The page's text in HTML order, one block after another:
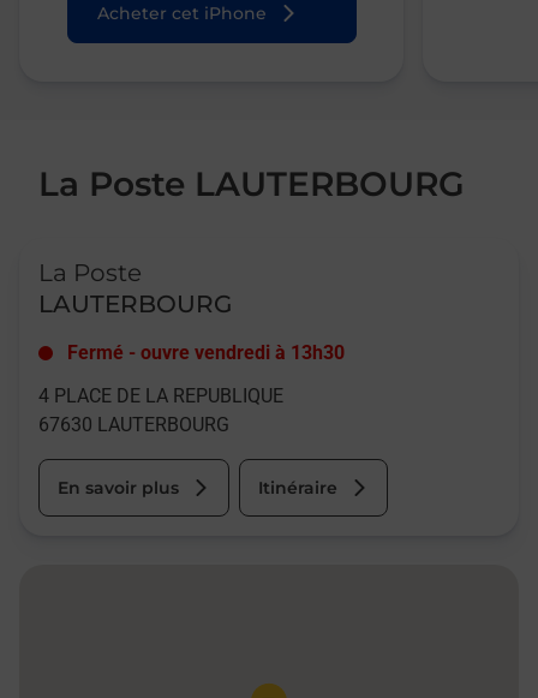
Acheter cet iPhone
La Poste LAUTERBOURG
La Poste
LAUTERBOURG
Fermé - ouvre vendredi à 13h30
4 PLACE DE LA REPUBLIQUE
67630 LAUTERBOURG
En savoir plus Itinéraire
Pin de la carte